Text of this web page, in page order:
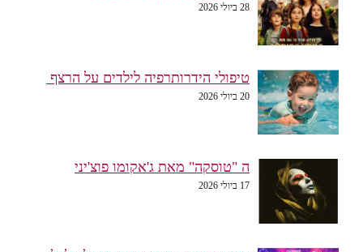
28 ביולי 2026
טיפולי הידרותרפיה לילדים על הרצף
20 ביולי 2026
ה "טוסקה" מאת ג'אקומו פוצ'יני
17 ביולי 2026